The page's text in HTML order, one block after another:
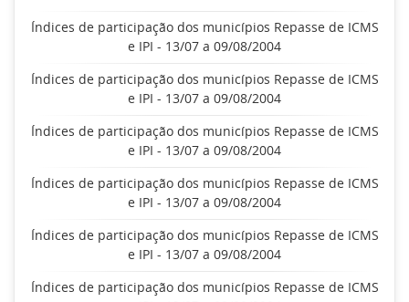
Índices de participação dos municípios Repasse de ICMS
e IPI - 13/07 a 09/08/2004
Índices de participação dos municípios Repasse de ICMS
e IPI - 13/07 a 09/08/2004
Índices de participação dos municípios Repasse de ICMS
e IPI - 13/07 a 09/08/2004
Índices de participação dos municípios Repasse de ICMS
e IPI - 13/07 a 09/08/2004
Índices de participação dos municípios Repasse de ICMS
e IPI - 13/07 a 09/08/2004
Índices de participação dos municípios Repasse de ICMS